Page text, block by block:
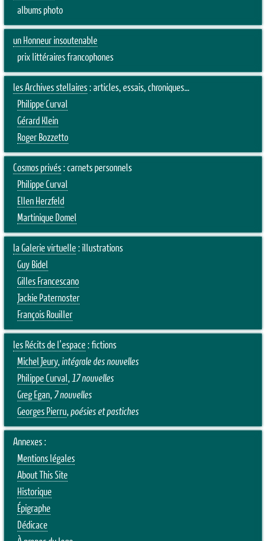
albums photo
un Honneur insoutenable
prix littéraires francophones
les Archives stellaires : articles, essais, chroniques…
Philippe Curval
Gérard Klein
Roger Bozzetto
Cosmos privés : carnets personnels
Philippe Curval
Ellen Herzfeld
Martinique Domel
la Galerie virtuelle : illustrations
Guy Bidel
Gilles Francescano
Jackie Paternoster
François Rouiller
les Récits de l'espace : fictions
Michel Jeury, intégrale des nouvelles
Philippe Curval, 17 nouvelles
Greg Egan, 7 nouvelles
Georges Pierru, poésies et pastiches
Annexes :
Mentions légales
About This Site
Historique
Épigraphe
Dédicace